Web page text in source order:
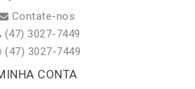
Contate-nos
(47) 3027-7449
(47) 3027-7449
CONTA